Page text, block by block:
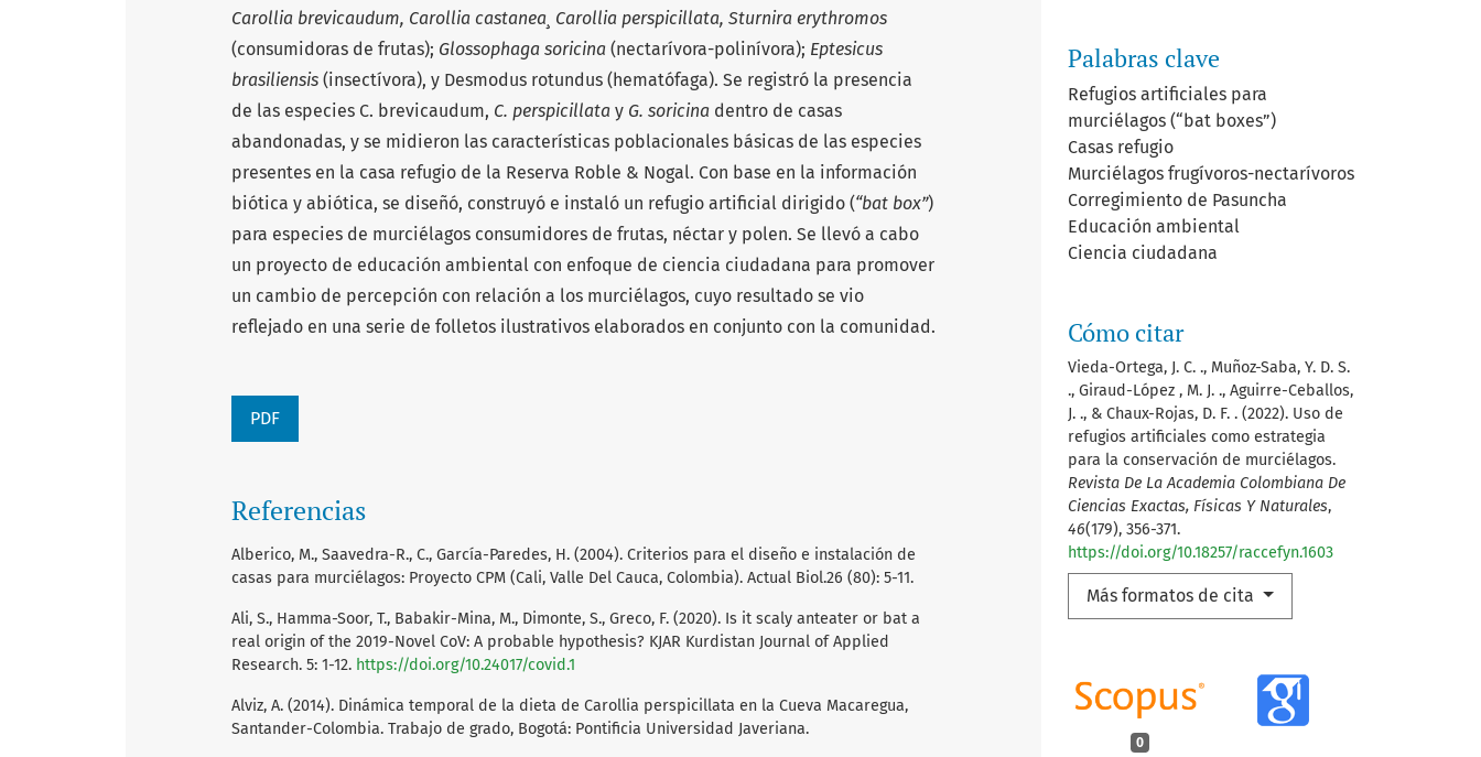
Palabras clave
Refugios artificiales para
murciélagos (“bat boxes”)
Casas refugio
Murciélagos frugívoros-nectarívoros
Corregimiento de Pasuncha
Educación ambiental
Ciencia ciudadana
Cómo citar
Vieda-Ortega, J. C. ., Muñoz-Saba, Y. D. S.
., Giraud-López , M. J. ., Aguirre-Ceballos,
J. ., & Chaux-Rojas, D. F. . (2022). Uso de
refugios artificiales como estrategia
para la conservación de murciélagos.
Revista De La Academia Colombiana De
Ciencias Exactas, Físicas Y Naturales,
46(179), 356-371.
https://doi.org/10.18257/raccefyn.1603
Más formatos de cita
0
Carollia brevicaudum, Carollia castanea¸ Carollia perspicillata, Sturnira erythromos
(consumidoras de frutas); Glossophaga soricina (nectarívora-polinívora); Eptesicus
brasiliensis (insectívora), y Desmodus rotundus (hematófaga). Se registró la presencia
de las especies C. brevicaudum, C. perspicillata y G. soricina dentro de casas
abandonadas, y se midieron las características poblacionales básicas de las especies
presentes en la casa refugio de la Reserva Roble & Nogal. Con base en la información
biótica y abiótica, se diseñó, construyó e instaló un refugio artificial dirigido (“bat box”)
para especies de murciélagos consumidores de frutas, néctar y polen. Se llevó a cabo
un proyecto de educación ambiental con enfoque de ciencia ciudadana para promover
un cambio de percepción con relación a los murciélagos, cuyo resultado se vio
reflejado en una serie de folletos ilustrativos elaborados en conjunto con la comunidad.
PDF
Referencias
Alberico, M., Saavedra-R., C., García-Paredes, H. (2004). Criterios para el diseño e instalación de
casas para murciélagos: Proyecto CPM (Cali, Valle Del Cauca, Colombia). Actual Biol.26 (80): 5-11.
Ali, S., Hamma-Soor, T., Babakir-Mina, M., Dimonte, S., Greco, F. (2020). Is it scaly anteater or bat a
real origin of the 2019-Novel CoV: A probable hypothesis? KJAR Kurdistan Journal of Applied
Research. 5: 1-12. https://doi.org/10.24017/covid.1
Alviz, A. (2014). Dinámica temporal de la dieta de Carollia perspicillata en la Cueva Macaregua,
Santander-Colombia. Trabajo de grado, Bogotá: Pontificia Universidad Javeriana.